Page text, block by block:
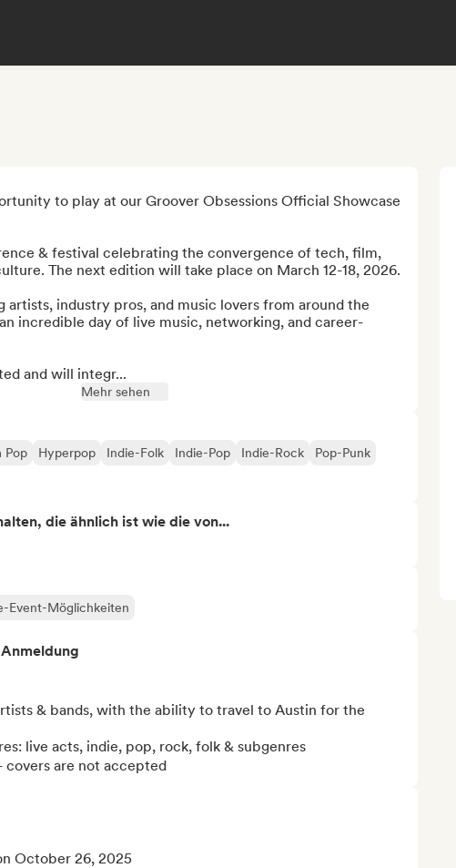
to play at our Groover Obsessions Official Showcase
& festival celebrating the convergence of tech, film,
The next edition will take place on March 12-18, 2026.
artists, industry pros, and music lovers from around the
incredible day of live music, networking, and career-
and will integr...
Mehr sehen
Pop Hyperpop Indie-Folk Indie-Pop Indie-Rock
Pop-Punk
die ähnlich ist wie die von...
Event-Möglichkeiten
& bands, with the ability to travel to Austin for the
live acts, indie, pop, rock, folk & subgenres
covers are not accepted
October 26, 2025